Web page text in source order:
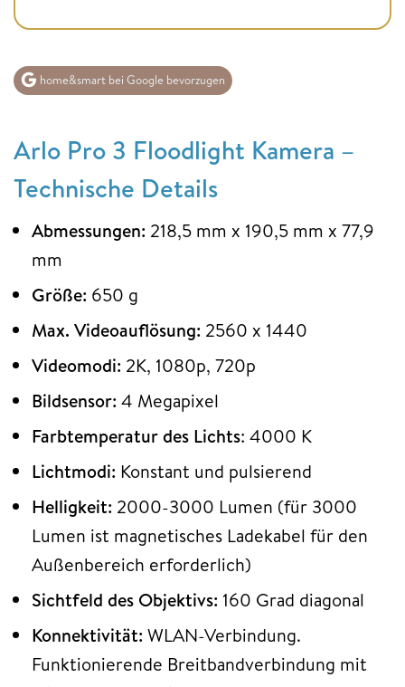
home&smart bei Google bevorzugen
Arlo Pro 3 Floodlight Kamera –
Technische Details
Abmessungen: 218,5 mm x 190,5 mm x 77,9
mm
Größe: 650 g
Max. Videoauflösung: 2560 x 1440
Videomodi: 2K, 1080p, 720p
Bildsensor: 4 Megapixel
Farbtemperatur des Lichts: 4000 K
Lichtmodi: Konstant und pulsierend
Helligkeit: 2000-3000 Lumen (für 3000
Lumen ist magnetisches Ladekabel für den
Außenbereich erforderlich)
Sichtfeld des Objektivs: 160 Grad diagonal
Konnektivität: WLAN-Verbindung.
Funktionierende Breitbandverbindung mit